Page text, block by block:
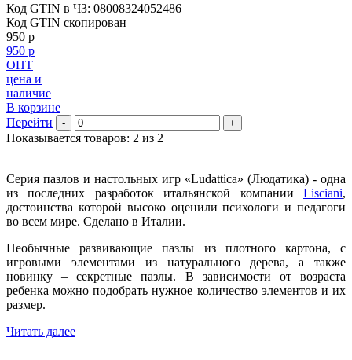
Код GTIN в ЧЗ: 08008324052486
Код GTIN скопирован
950 р
950 р
ОПТ
цена и
наличие
В корзине
Перейти
- +
Показывается товаров: 2 из 2
Серия пазлов и настольных игр «Ludattica» (Людатика) - одна
из последних разработок итальянской компании Lisciani,
достоинства которой высоко оценили психологи и педагоги
во всем мире. Сделано в Италии.
Необычные развивающие пазлы из плотного картона, с
игровыми элементами из натурального дерева, а также
новинку – секретные пазлы. В зависимости от возраста
ребенка можно подобрать нужное количество элементов и их
размер.
Читать далее